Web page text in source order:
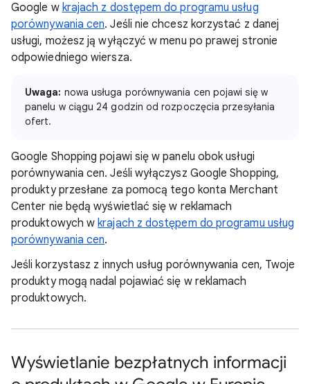
Google w krajach z dostępem do programu usług
porównywania cen. Jeśli nie chcesz korzystać z danej
usługi, możesz ją wyłączyć w menu po prawej stronie
odpowiedniego wiersza.
Uwaga: nowa usługa porównywania cen pojawi się w
panelu w ciągu 24 godzin od rozpoczęcia przesyłania
ofert.
Google Shopping pojawi się w panelu obok usługi
porównywania cen. Jeśli wyłączysz Google Shopping,
produkty przesłane za pomocą tego konta Merchant
Center nie będą wyświetlać się w reklamach
produktowych wkrajach z dostępem do programu usług
porównywania cen.
Jeśli korzystasz z innych usług porównywania cen, Twoje
produkty mogą nadal pojawiać się w reklamach
produktowych.
Wyświetlanie bezpłatnych informacji